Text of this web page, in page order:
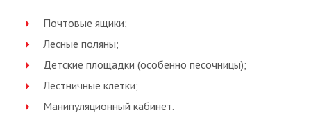
Почтовые ящики;
Лесные поляны;
Детские площадки (особенно песочницы);
Лестничные клетки;
Манипуляционный кабинет.